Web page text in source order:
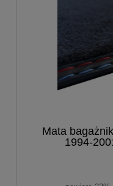
Mata
1994-